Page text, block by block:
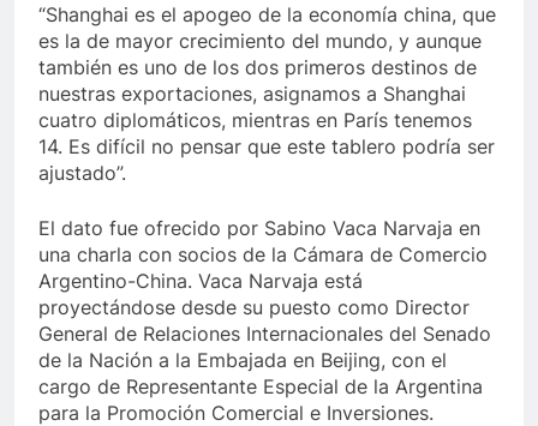
“Shanghai es el apogeo de la economía china, que
es la de mayor crecimiento del mundo, y aunque
también es uno de los dos primeros destinos de
nuestras exportaciones, asignamos a Shanghai
cuatro diplomáticos, mientras en París tenemos
14. Es difícil no pensar que este tablero podría ser
ajustado”.
El dato fue ofrecido por Sabino Vaca Narvaja en
una charla con socios de la Cámara de Comercio
Argentino-China. Vaca Narvaja está
proyectándose desde su puesto como Director
General de Relaciones Internacionales del Senado
de la Nación a la Embajada en Beijing, con el
cargo de Representante Especial de la Argentina
para la Promoción Comercial e Inversiones.